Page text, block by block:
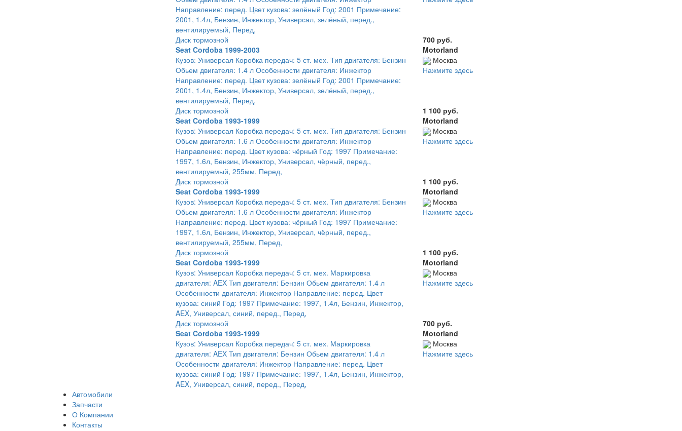
Направление: перед. Цвет кузова: зелёный Год: 2001 Примечание:
2001, 1.4л, Бензин, Инжектор, Универсал, зелёный, перед.,
вентилируемый, Перед,
Диск тормозной
Seat Cordoba 1999-2003
Кузов: Универсал Коробка передач: 5 ст. мех. Тип двигателя: Бензин
Обьем двигателя: 1.4 л Особенности двигателя: Инжектор
Направление: перед. Цвет кузова: зелёный Год: 2001 Примечание:
2001, 1.4л, Бензин, Инжектор, Универсал, зелёный, перед.,
вентилируемый, Перед,
700 руб.
Motorland
Москва
Нажмите здесь
Диск тормозной
Seat Cordoba 1993-1999
Кузов: Универсал Коробка передач: 5 ст. мех. Тип двигателя: Бензин
Обьем двигателя: 1.6 л Особенности двигателя: Инжектор
Направление: перед. Цвет кузова: чёрный Год: 1997 Примечание:
1997, 1.6л, Бензин, Инжектор, Универсал, чёрный, перед.,
вентилируемый, 255мм, Перед,
1 100 руб.
Motorland
Москва
Нажмите здесь
Диск тормозной
Seat Cordoba 1993-1999
Кузов: Универсал Коробка передач: 5 ст. мех. Тип двигателя: Бензин
Обьем двигателя: 1.6 л Особенности двигателя: Инжектор
Направление: перед. Цвет кузова: чёрный Год: 1997 Примечание:
1997, 1.6л, Бензин, Инжектор, Универсал, чёрный, перед.,
вентилируемый, 255мм, Перед,
1 100 руб.
Motorland
Москва
Нажмите здесь
Диск тормозной
Seat Cordoba 1993-1999
Кузов: Универсал Коробка передач: 5 ст. мех. Маркировка
двигателя: AEX Тип двигателя: Бензин Обьем двигателя: 1.4 л
Особенности двигателя: Инжектор Направление: перед. Цвет
кузова: синий Год: 1997 Примечание: 1997, 1.4л, Бензин, Инжектор,
AEX, Универсал, синий, перед., Перед,
1 100 руб.
Motorland
Москва
Нажмите здесь
Диск тормозной
Seat Cordoba 1993-1999
Кузов: Универсал Коробка передач: 5 ст. мех. Маркировка
двигателя: AEX Тип двигателя: Бензин Обьем двигателя: 1.4 л
Особенности двигателя: Инжектор Направление: перед. Цвет
кузова: синий Год: 1997 Примечание: 1997, 1.4л, Бензин, Инжектор,
AEX, Универсал, синий, перед., Перед,
700 руб.
Motorland
Москва
Нажмите здесь
Автомобили
Запчасти
О Компании
Контакты